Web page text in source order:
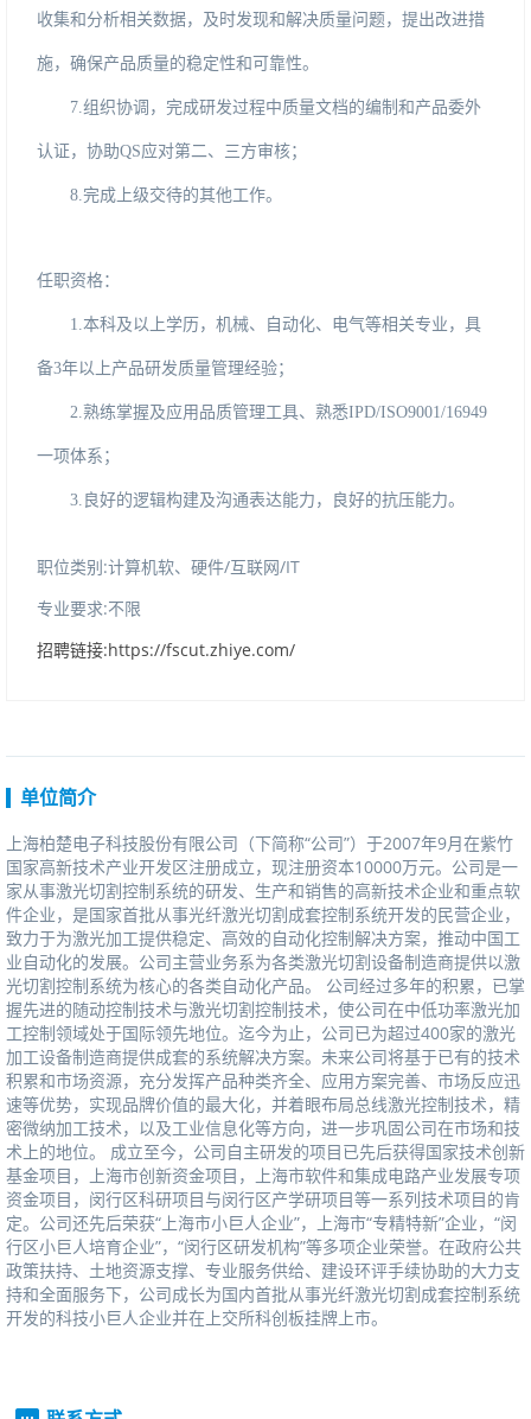
收集和分析相关数据，及时发现和解决质量问题，提出改进措
施，确保产品质量的稳定性和可靠性。
7.组织协调，完成研发过程中质量文档的编制和产品委外
认证，协助QS应对第二、三方审核；
8.完成上级交待的其他工作。
任职资格：
1.本科及以上学历，机械、自动化、电气等相关专业，具
备3年以上产品研发质量管理经验；
2.熟练掌握及应用品质管理工具、熟悉IPD/ISO9001/16949
一项体系；
3. 良好的逻辑构建及沟通表达能力，良好的抗压能力。
职位类别:计算机软、硬件/互联网/IT
专业要求:不限
招聘链接:https://fscut.zhiye.com/
单位简介
上海柏楚电子科技股份有限公司（下简称“公司”）于2007年9月在紫竹
国家高新技术产业开发区注册成立，现注册资本10000万元。公司是一
家从事激光切割控制系统的研发、生产和销售的高新技术企业和重点软
件企业，是国家首批从事光纤激光切割成套控制系统开发的民营企业，
致力于为激光加工提供稳定、高效的自动化控制解决方案，推动中国工
业自动化的发展。公司主营业务系为各类激光切割设备制造商提供以激
光切割控制系统为核心的各类自动化产品。公司经过多年的积累，已掌
握先进的随动控制技术与激光切割控制技术，使公司在中低功率激光加
工控制领域处于国际领先地位。迄今为止，公司已为超过400家的激光
加工设备制造商提供成套的系统解决方案。未来公司将基于已有的技术
积累和市场资源，充分发挥产品种类齐全、应用方案完善、市场反应迅
速等优势，实现品牌价值的最大化，并着眼布局总线激光控制技术，精
密微纳加工技术，以及工业信息化等方向，进一步巩固公司在市场和技
术上的地位。成立至今，公司自主研发的项目已先后获得国家技术创新
基金项目，上海市创新资金项目，上海市软件和集成电路产业发展专项
资金项目，闵行区科研项目与闵行区产学研项目等一系列技术项目的肯
定。公司还先后荣获“上海市小巨人企业”，上海市“专精特新”企业，“闵
行区小巨人培育企业”，“闵行区研发机构”等多项企业荣誉。在政府公共
政策扶持、土地资源支撑、专业服务供给、建设环评手续协助的大力支
持和全面服务下，公司成长为国内首批从事光纤激光切割成套控制系统
开发的科技小巨人企业并在上交所科创板挂牌上市。